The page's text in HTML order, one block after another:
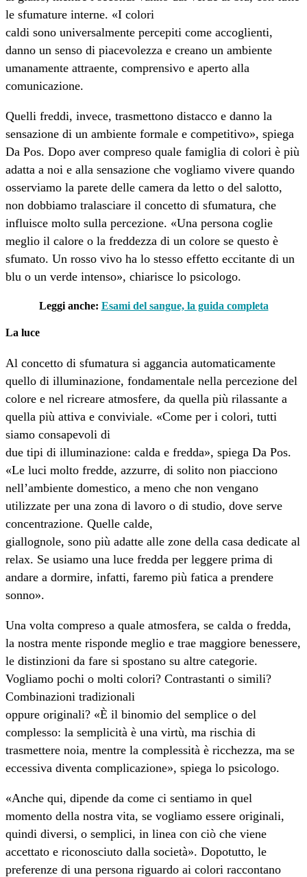
le sfumature interne. «I colori
caldi sono universalmente percepiti come accoglienti,
danno un senso di piacevolezza e creano un ambiente
umanamente attraente, comprensivo e aperto alla
comunicazione.
Quelli freddi, invece, trasmettono distacco e danno la
sensazione di un ambiente formale e competitivo», spiega
Da Pos. Dopo aver compreso quale famiglia di colori è più
adatta a noi e alla sensazione che vogliamo vivere quando
osserviamo la parete delle camera da letto o del salotto,
non dobbiamo tralasciare il concetto di sfumatura, che
influisce molto sulla percezione. «Una persona coglie
meglio il calore o la freddezza di un colore se questo è
sfumato. Un rosso vivo ha lo stesso effetto eccitante di un
blu o un verde intenso», chiarisce lo psicologo.
Leggi anche: Esami del sangue, la guida completa
La luce
Al concetto di sfumatura si aggancia automaticamente
quello di illuminazione, fondamentale nella percezione del
colore e nel ricreare atmosfere, da quella più rilassante a
quella più attiva e conviviale. «Come per i colori, tutti
siamo consapevoli di
due tipi di illuminazione: calda e fredda», spiega Da Pos.
«Le luci molto fredde, azzurre, di solito non piacciono
nell’ambiente domestico, a meno che non vengano
utilizzate per una zona di lavoro o di studio, dove serve
concentrazione. Quelle calde,
giallognole, sono più adatte alle zone della casa dedicate al
relax. Se usiamo una luce fredda per leggere prima di
andare a dormire, infatti, faremo più fatica a prendere
sonno».
Una volta compreso a quale atmosfera, se calda o fredda,
la nostra mente risponde meglio e trae maggiore benessere,
le distinzioni da fare si spostano su altre categorie.
Vogliamo pochi o molti colori? Contrastanti o simili?
Combinazioni tradizionali
oppure originali? «È il binomio del semplice o del
complesso: la semplicità è una virtù, ma rischia di
trasmettere noia, mentre la complessità è ricchezza, ma se
eccessiva diventa complicazione», spiega lo psicologo.
«Anche qui, dipende da come ci sentiamo in quel
momento della nostra vita, se vogliamo essere originali,
quindi diversi, o semplici, in linea con ciò che viene
accettato e riconosciuto dalla società». Dopotutto, le
preferenze di una persona riguardo ai colori raccontano